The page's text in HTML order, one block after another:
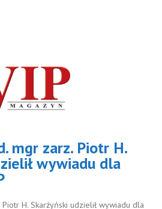
mgr zarz. Piotr H.
wywiadu dla
H. Skarżyński udzielił wywiadu dla